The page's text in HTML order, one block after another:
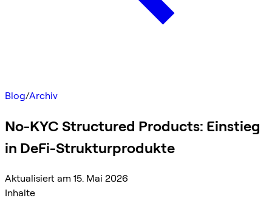
Blog/Archiv
No-KYC Structured Products: Einstieg
in DeFi-Strukturprodukte
Aktualisiert am 15. Mai 2026
Inhalte